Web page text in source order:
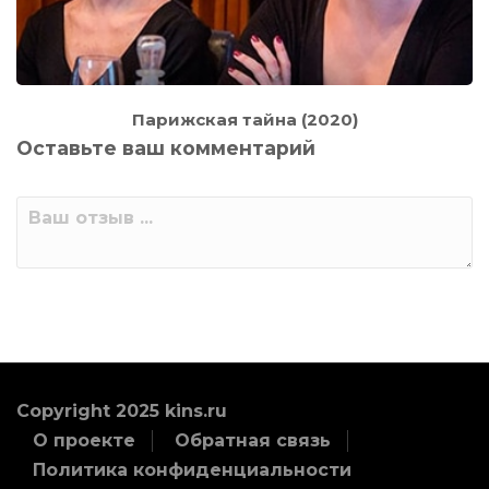
Парижская тайна (2020)
Оставьте ваш комментарий
Copyright 2025 kins.ru
О проекте
Обратная связь
Политика конфиденциальности